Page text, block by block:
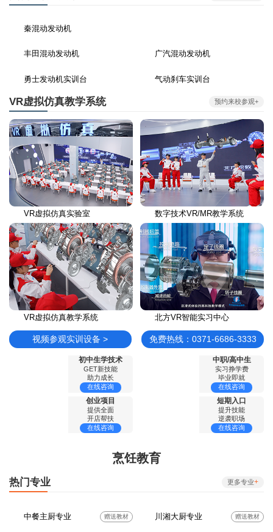
秦混动发动机
丰田混动发动机 广汽混动发动机
勇士发动机实训台 气动刹车实训台
VR虚拟仿真教学系统 预约来校参观+
VR虚拟仿真实验室 数字技术VR/MR教学系统
VR虚拟仿真教学系统 北方VR智能实习中心
视频参观实训设备 > 免费热线：0371-6686-3333
初中生学技术
GET新技能
助力成长
在线咨询
中职/高中生
实习挣学费
毕业即就
在线咨询
创业项目
提供全面
开店帮扶
在线咨询
短期入口
提升技能
逆袭职场
在线咨询
烹饪教育
热门专业 更多专业+
中餐主厨专业 赠送教材 川湘大厨专业 赠送教材